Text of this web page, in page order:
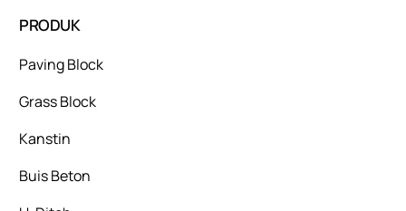
PRODUK
Paving Block
Grass Block
Kanstin
Buis Beton